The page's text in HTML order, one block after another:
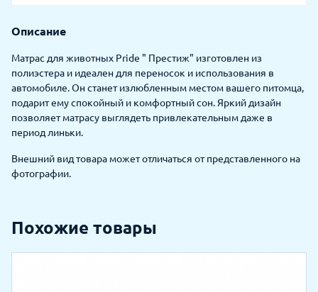
Описание
Матрас для животных Pride " Престиж" изготовлен из
полиэстера и идеален для переносок и использования в
автомобиле. Он станет излюбленным местом вашего питомца,
подарит ему спокойный и комфортный сон. Яркий дизайн
позволяет матрасу выглядеть привлекательным даже в
период линьки.
Внешний вид товара может отличаться от представленного на
фотографии.
Похожие товары